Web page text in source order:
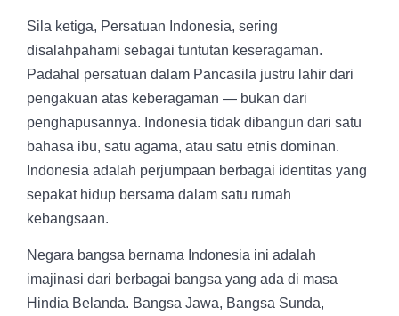
Sila ketiga, Persatuan Indonesia, sering
disalahpahami sebagai tuntutan keseragaman.
Padahal persatuan dalam Pancasila justru lahir dari
pengakuan atas keberagaman — bukan dari
penghapusannya. Indonesia tidak dibangun dari satu
bahasa ibu, satu agama, atau satu etnis dominan.
Indonesia adalah perjumpaan berbagai identitas yang
sepakat hidup bersama dalam satu rumah
kebangsaan.
Negara bangsa bernama Indonesia ini adalah
imajinasi dari berbagai bangsa yang ada di masa
Hindia Belanda. Bangsa Jawa, Bangsa Sunda,